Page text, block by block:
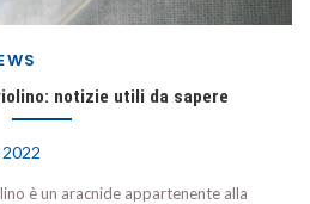
notizie utili da sapere
è un aracnide appartenente alla